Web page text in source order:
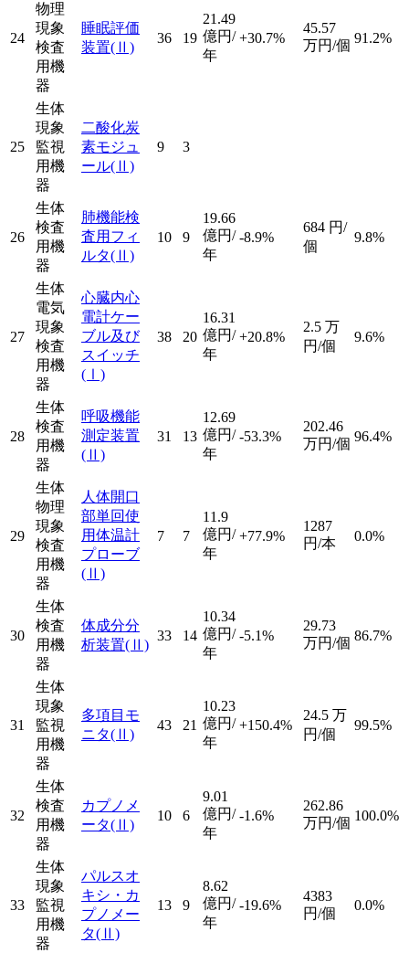
24
物理
現象
検査
用機
器
睡眠評価
装置(Ⅱ)
36 19
21.49
億円/
年
+30.7%
45.57
万円/個 91.2%
25
生体
現象
監視
用機
器
二酸化炭
素モジュ
ール(Ⅱ)
9 3
26
生体
検査
用機
器
肺機能検
査用フィ
ルタ(Ⅱ)
10 9
19.66
億円/
年
-8.9%
684 円/
個
9.8%
27
生体
電気
現象
検査
用機
器
心臓内心
電計ケー
ブル及び
スイッチ
(Ⅰ)
38 20
16.31
億円/
年
+20.8%
2.5 万
円/個
9.6%
28
生体
検査
用機
器
呼吸機能
測定装置
(Ⅱ)
31 13
12.69
億円/
年
-53.3%
202.46
万円/個 96.4%
29
生体
物理
現象
検査
用機
器
人体開口
部単回使
用体温計
プローブ
(Ⅱ)
7 7
11.9
億円/
年
+77.9%
1287
円/本
0.0%
30
生体
検査
用機
器
体成分分
析装置(Ⅱ)
33 14
10.34
億円/
年
-5.1%
29.73
万円/個 86.7%
31
生体
現象
監視
用機
器
多項目モ
ニタ(Ⅱ)
43 21
10.23
億円/
年
+150.4%
24.5 万
円/個
99.5%
32
生体
検査
用機
器
カプノメ
ータ(Ⅱ)
10 6
9.01
億円/
年
-1.6%
262.86
万円/個 100.0%
33
生体
現象
監視
用機
器
パルスオ
キシ・カ
プノメー
タ(Ⅱ)
13 9
8.62
億円/
年
-19.6%
4383
円/個
0.0%